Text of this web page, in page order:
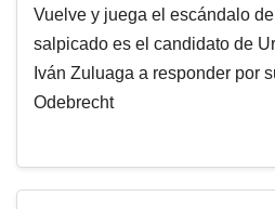
Vuelve y juega el escándalo
salpicado es el candidato de
Iván Zuluaga a responder por
Odebrecht